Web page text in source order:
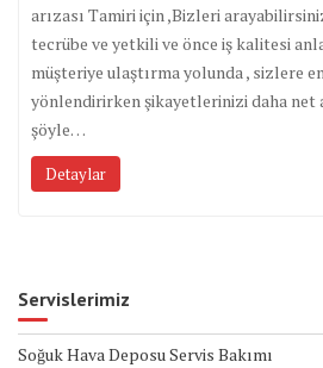
arızası Tamiri için ,Bizleri
tecrübe ve yetkili ve önce iş kalitesi
müşteriye ulaştırma yolunda , sizlere
yönlendirirken şikayetlerinizi daha net
şöyle…
Detaylar
Servislerimiz
Soğuk Hava Deposu Servis Bakımı